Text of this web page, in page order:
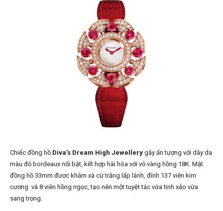
Chiếc đồng hồ Diva’s Dream High Jewellery gây ấn tượng với dây da
màu đỏ bordeaux nổi bật, kết hợp hài hòa với vỏ vàng hồng 18K. Mặt
đồng hồ 33mm được khảm xà cừ trắng lấp lánh, đính 137 viên kim
cương và 8 viên hồng ngọc, tạo nên một tuyệt tác vừa tinh xảo vừa
sang trọng.